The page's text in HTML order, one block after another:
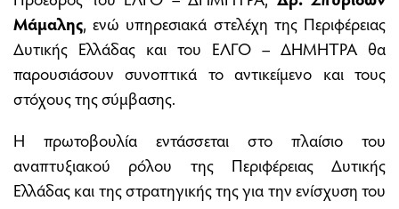
Μάμαλης, ενώ υπηρεσιακά στελέχη της Περιφέρειας
Δυτικής Ελλάδας και του ΕΛΓΟ – ΔΗΜΗΤΡΑ θα
παρουσιάσουν συνοπτικά το αντικείμενο και τους
στόχους της σύμβασης.
Η πρωτοβουλία εντάσσεται στο πλαίσιο του
αναπτυξιακού ρόλου της Περιφέρειας Δυτικής
Ελλάδας και της στρατηγικής της για την ενίσχυση του